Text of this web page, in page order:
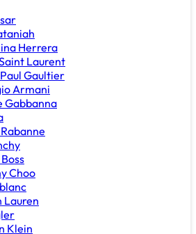
Herrera
Laurent
Gaultier
Armani
Gabbanna
Choo
Lauren
Klein